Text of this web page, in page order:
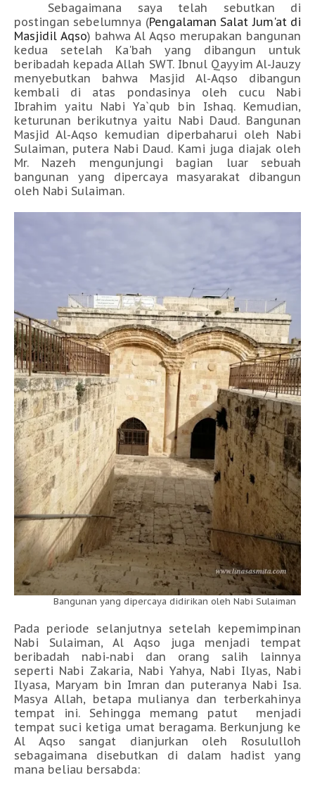
Sebagaimana saya telah sebutkan di
postingan sebelumnya (Pengalaman Salat Jum'at di
Masjidil Aqso) bahwa Al Aqso merupakan bangunan
kedua setelah Ka'bah yang dibangun untuk
beribadah kepada Allah SWT. Ibnul Qayyim Al-Jauzy
menyebutkan bahwa Masjid Al-Aqso dibangun
kembali di atas pondasinya oleh cucu Nabi
Ibrahim yaitu Nabi Ya`qub bin Ishaq. Kemudian,
keturunan berikutnya yaitu Nabi Daud. Bangunan
Masjid Al-Aqso kemudian diperbaharui oleh Nabi
Sulaiman, putera Nabi Daud. Kami juga diajak oleh
Mr. Nazeh mengunjungi bagian luar sebuah
bangunan yang dipercaya masyarakat dibangun
oleh Nabi Sulaiman.
Bangunan yang dipercaya didirikan oleh Nabi Sulaiman
Pada periode selanjutnya setelah kepemimpinan
Nabi Sulaiman, Al Aqso juga menjadi tempat
beribadah nabi-nabi dan orang salih lainnya
seperti Nabi Zakaria, Nabi Yahya, Nabi Ilyas, Nabi
Ilyasa, Maryam bin Imran dan puteranya Nabi Isa.
Masya Allah, betapa mulianya dan terberkahinya
tempat ini. Sehingga memang patut menjadi
tempat suci ketiga umat beragama. Berkunjung ke
Al Aqso sangat dianjurkan oleh Rosululloh
sebagaimana disebutkan di dalam hadist yang
mana beliau bersabda: